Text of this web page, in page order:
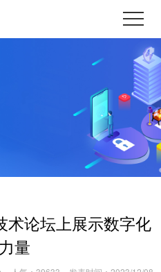
术论坛上展示数字化
量